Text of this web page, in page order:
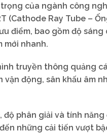
của ngành công
Ray Tube –
điểm, bao gồm độ
mới nhanh.
truyền thông quảng
động, sân khấu âm
phân giải và tính
những cải tiến vượt